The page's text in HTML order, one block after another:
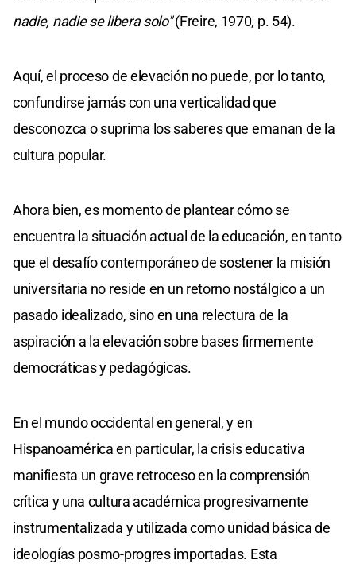
nadie, nadie se libera solo"(Freire, 1970, p. 54).
Aquí, el proceso de elevación no puede, por lo tanto,
confundirse jamás con una verticalidad que
desconozca o suprima los saberes que emanan de la
cultura popular.
Ahora bien, es momento de plantear cómo se
encuentra la situación actual de la educación, en tanto
que el desafío contemporáneo de sostener la misión
universitaria no reside en un retorno nostálgico a un
pasado idealizado, sino en una relectura de la
aspiración a la elevación sobre bases firmemente
democráticas y pedagógicas.
En el mundo occidental en general, y en
Hispanoamérica en particular, la crisis educativa
manifiesta un grave retroceso en la comprensión
crítica y una cultura académica progresivamente
instrumentalizada y utilizada como unidad básica de
ideologías posmo-progres importadas. Esta